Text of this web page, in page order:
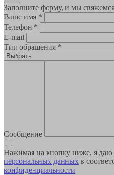
Заполните форму, и мы
Ваше имя *
Телефон *
E-mail
Тип обращения *
Сообщение
Нажимая на кнопку ниже, я даю
персональных данных в
конфиденциальности